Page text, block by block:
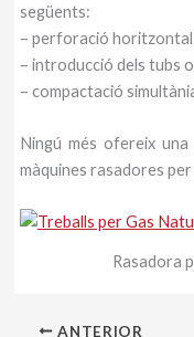
següents:
– perforació horitzontal
– introducció dels tubs
– compactació
Ningú més ofereix
màquines rasadores
Rasadora
ANTERIOR